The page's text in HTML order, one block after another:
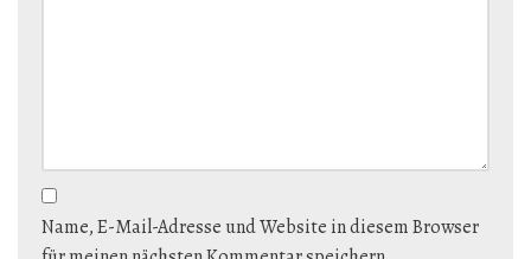
Name, E-Mail-Adresse und Website in diesem Browser